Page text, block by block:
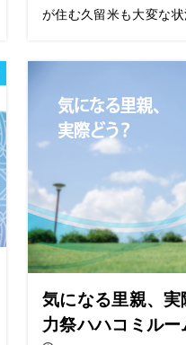
が住む久留米も大変な
気になる里親、
力祭ハハコミルー